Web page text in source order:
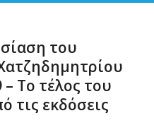
του
Το τέλος του
τις εκδόσεις